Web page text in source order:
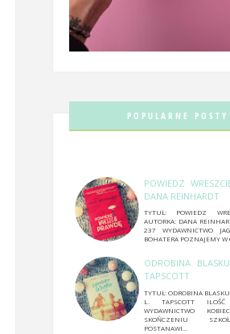
POPULARNE POSTY
POWIEDZ
DANA REINHARDT
TYTUŁ: POWIEDZ
AUTORKA: DANA
237 WYDAWNICTWO
BOHATERA POZNAJEMY W
ODROBINA
TAPSCOTT
TYTUŁ: ODROBINA
L. TAPSCOTT
WYDAWNICTWO
SKOŃCZENIU
POSTANAWI...